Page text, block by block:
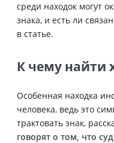
среди находок могут
знака, и есть ли
в статье.
К чему найти
Особенная находка
человека, ведь это
трактовать знак,
говорят о том, что